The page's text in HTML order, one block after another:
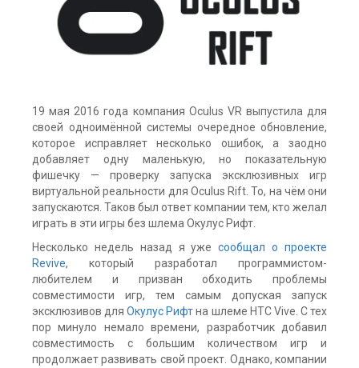
19 мая 2016 года компания Oculus VR выпустила для
своей одноимённой системы очередное обновление,
которое исправляет несколько ошибок, а заодно
добавляет одну маленькую, но показательную
фишечку — проверку запуска эксклюзивных игр
виртуальной реальности для Oculus Rift. То, на чём они
запускаются. Таков был ответ компании тем, кто желал
играть в эти игры без шлема Окулус Рифт.
Несколько недель назад я ужесообщал о проекте
Revive, который разработал программистом-
любителем и призван обходить проблемы
совместимости игр, тем самым допуская запуск
эксклюзивов дляОкулус Рифтна шлеме HTC Vive. С тех
пор минуло немало времени, разработчик добавил
совместимость с большим количеством игр и
продолжает развивать свой проект. Однако, компании